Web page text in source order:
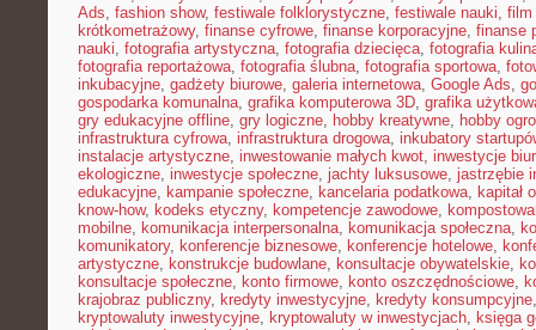
Ads, fashion show, festiwale folklorystyczne, festiwale nauki, film
krótkometrażowy, finanse cyfrowe, finanse korporacyjne, finanse
nauki, fotografia artystyczna, fotografia dziecięca, fotografia
fotografia reportażowa, fotografia ślubna, fotografia sportowa,
inkubacyjne, gadżety biurowe, galeria internetowa, Google Ads,
gospodarka komunalna, grafika komputerowa 3D, grafika
gry edukacyjne offline, gry logiczne, hobby kreatywne, hobby
infrastruktura cyfrowa, infrastruktura drogowa, inkubatory
instalacje artystyczne, inwestowanie małych kwot, inwestycje
ekologiczne, inwestycje społeczne, jachty luksusowe, jastrzębie
edukacyjne, kampanie społeczne, kancelaria podatkowa, kapitał
know-how, kodeks etyczny, kompetencje zawodowe,
mobilne, komunikacja interpersonalna, komunikacja społeczna,
komunikatory, konferencje biznesowe, konferencje hotelowe,
artystyczne, konstrukcje budowlane, konsultacje obywatelskie,
konsultacje społeczne, konto firmowe, konto oszczędnościowe,
krajobraz publiczny, kredyty inwestycyjne, kredyty konsumpcyjne
kryptowaluty inwestycyjne, kryptowaluty w inwestycjach, księga